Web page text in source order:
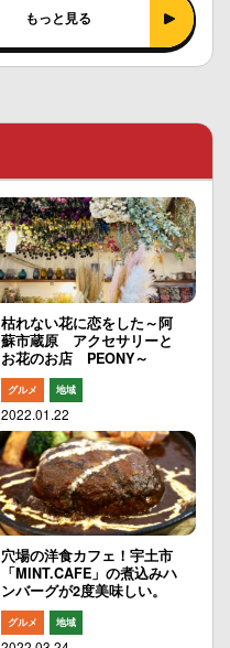
もっと見る
枯れない花に恋をした～阿
蘇市蔵原 アクセサリーと
お花のお店 PEONY～
グルメ 地域
2022.01.22
穴場の洋食カフェ！宇土市
「MINT.CAFE」の煮込みハ
ンバーグが2度美味しい。
グルメ 地域